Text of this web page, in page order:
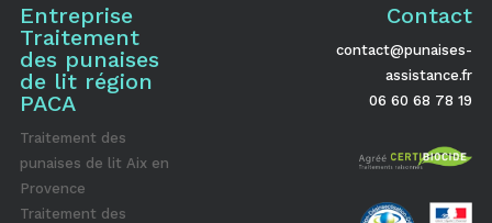
Entreprise
Traitement
des punaises
de lit région
PACA
Traitement des
punaises de lit Aix en
Provence
Traitement des
Contact
contact@punaises-
assistance.fr
06 60 68 78 19